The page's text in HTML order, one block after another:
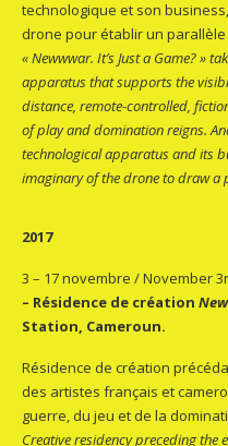
technologique et son
drone pour établir un
« Newwwar. It’s Just a Game? »
apparatus that supports the
distance, remote-controlled,
of play and domination reigns.
technological apparatus and its
imaginary of the drone to draw a
2017
3 – 17 novembre / November
– Résidence de création
Station, Cameroun.
Résidence de création
des artistes français et
guerre, du jeu et de la
Creative residency preceding